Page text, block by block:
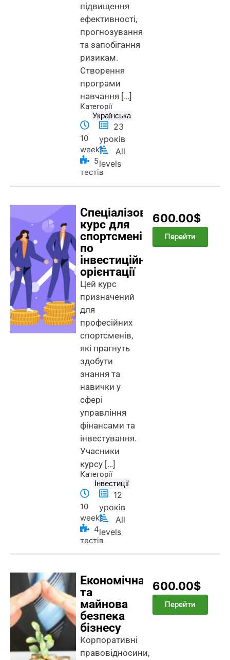
підвищення
ефективності,
прогнозування
та запобігання
ризикам.
Створення
програми
навчання […]
Категорії
Українська
10
weeks
5
тестів
23
уроків
All
levels
Спеціалізований
курс для
спортсменів
по
інвестиційній
орієнтації
Цей курс
призначений
для
професійних
спортсменів,
які прагнуть
здобути
знання та
навички у
сфері
управління
фінансами та
інвестування.
Учасники
курсу […]
Категорії
Інвестиції
10
weeks
4
тестів
12
уроків
All
levels
600.00$
Перейти
Економічна
та
майнова
безпека
бізнесу
Корпоративні
правовідносини,
600.00$
Перейти